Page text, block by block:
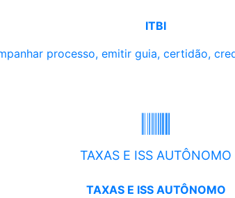
ITBI
processo, emitir guia, certidão,
TAXAS E ISS AUTÔNOMO
TAXAS E ISS AUTÔNOMO